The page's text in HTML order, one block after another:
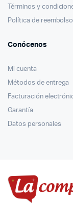
Términos y
Política de reembolso
Conócenos
Mi cuenta
Métodos de entrega
Facturación
Garantía
Datos personales